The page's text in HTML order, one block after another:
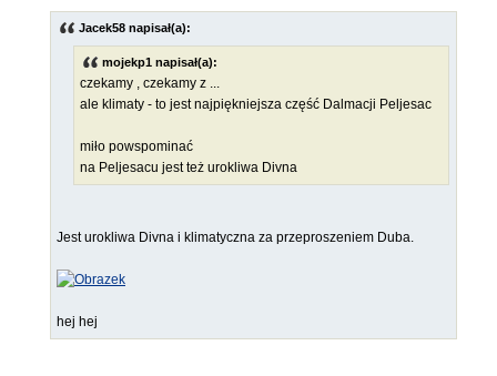
Jacek58 napisał(a):
mojekp1 napisał(a):
czekamy , czekamy z ...
ale klimaty - to jest najpiękniejsza część Dalmacji Peljesac
miło powspominać
na Peljesacu jest też urokliwa Divna
Jest urokliwa Divna i klimatyczna za przeproszeniem Duba.
hej hej